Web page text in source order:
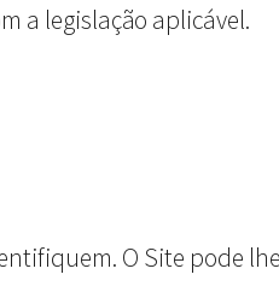
a legislação aplicável.
O Site pode